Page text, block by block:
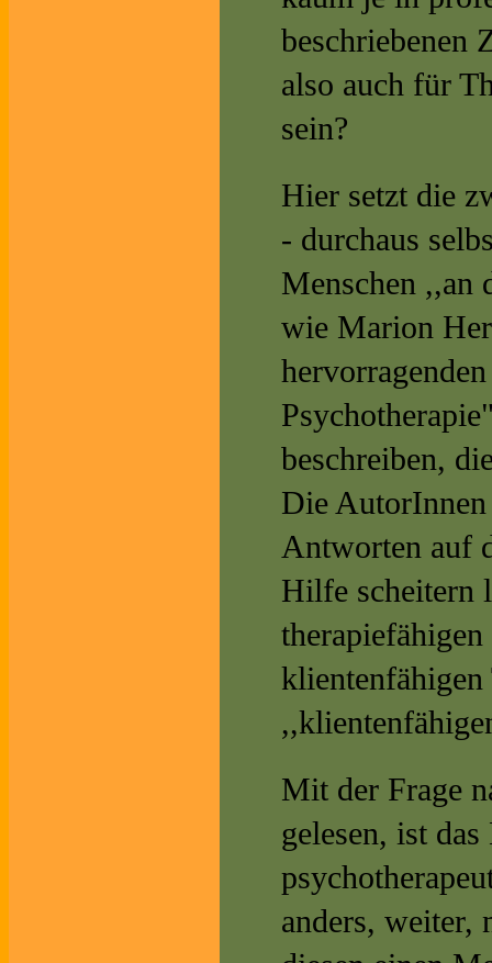
beschriebenen
also auch für
sein?
Hier setzt die
- durchaus
Menschen ,,an
wie Marion
beschreiben,
Die
Antworten auf
Hilfe scheitern
Mit der Frage
gelesen, ist
anders, weiter,